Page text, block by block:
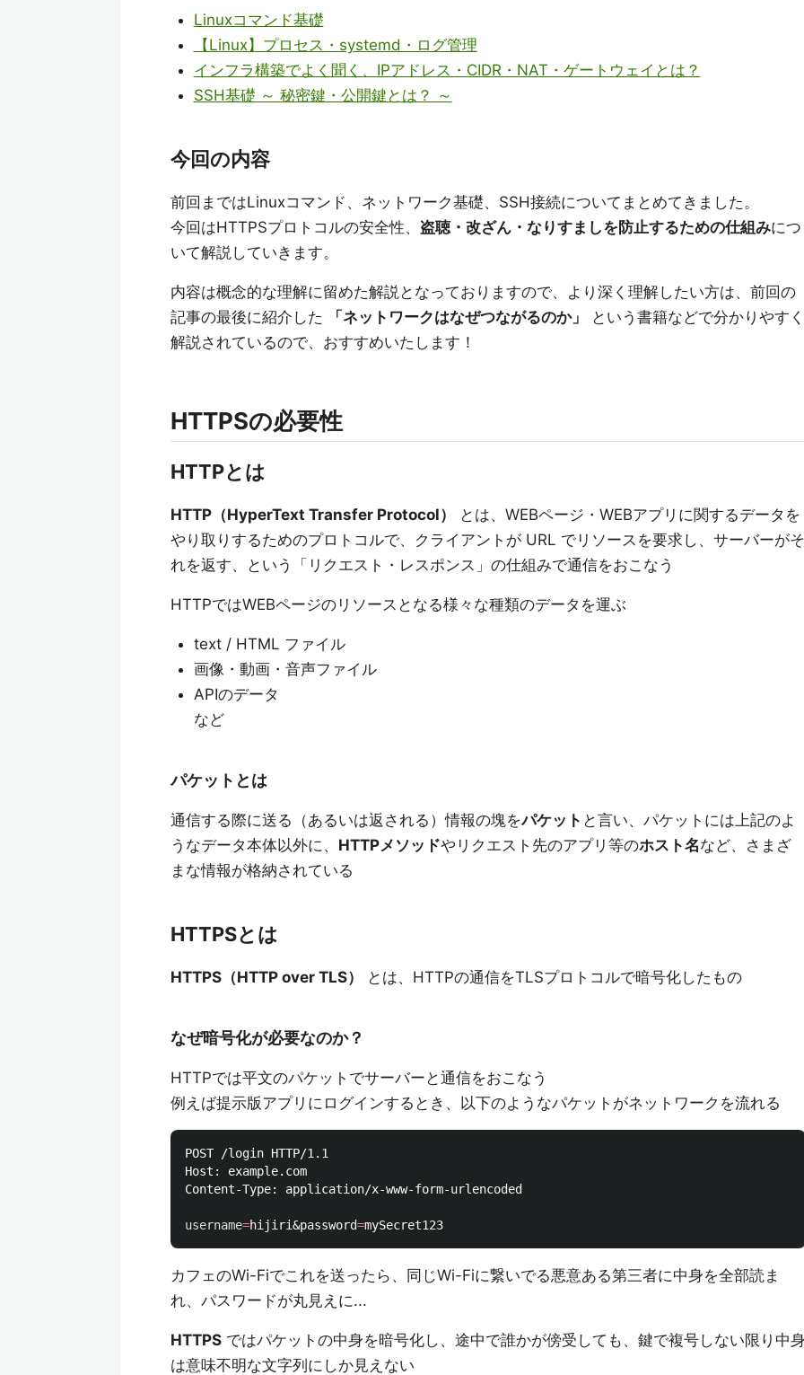
Linuxコマンド基礎
【Linux】プロセス・systemd・ログ管理
インフラ構築でよく聞く、IPアドレス・CIDR・NAT・ゲートウェイとは？
SSH基礎 ～ 秘密鍵・公開鍵とは？ ～
今回の内容
前回まではLinuxコマンド、ネットワーク基礎、SSH接続についてまとめてきました。
今回はHTTPSプロトコルの安全性、 盗聴・改ざん・なりすましを防止するための仕組みにつ
いて解説していきます。
内容は概念的な理解に留めた解説となっておりますので、より深く理解したい方は、前回の
記事の最後に紹介した
「ネットワークはなぜつながるのか」
という書籍などで分かりやすく
解説されているので、おすすめいたします！
HTTPSの必要性
HTTPとは
HTTP（HyperText Transfer Protocol）
とは、WEBページ・WEBアプリに関するデータを
やり取りするためのプロトコルで、クライアントが URL でリソースを要求し、サーバーがそ
れを返す、という「リクエスト・レスポンス」の仕組みで通信をおこなう
HTTPではWEBページのリソースとなる様々な種類のデータを運ぶ
text / HTML ファイル
画像・動画・音声ファイル
APIのデータ
など
パケットとは
通信する際に送る（あるいは返される）情報の塊をパケット と言い、パケットには上記のよ
うなデータ本体以外に、 HTTPメソッドやリクエスト先のアプリ等のホスト名など、さまざ
まな情報が格納されている
HTTPSとは
HTTPS（HTTP over TLS） とは、HTTPの通信をTLSプロトコルで暗号化したもの
なぜ暗号化が必要なのか？
HTTPでは平文のパケットでサーバーと通信をおこなう
例えば提示版アプリにログインするとき、以下のようなパケットがネットワークを流れる
POST /login HTTP/1.1
Host: example.com
Content-Type: application/x-www-form-urlencoded
username=hijiri&password=
カフェのWi-Fiでこれを送ったら、同じWi-Fiに繋いでる悪意ある第三者に中身を全部読ま
れ、パスワードが丸見えに...
HTTPS ではパケットの中身を暗号化し、途中で誰かが傍受しても、鍵で複号しない限り中
は意味不明な文字列にしか見えない